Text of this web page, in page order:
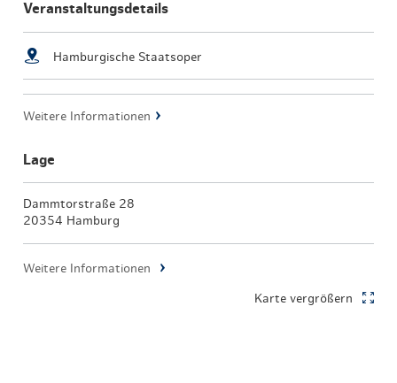
Veranstaltungsdetails
Hamburgische Staatsoper
Weitere Informationen
Lage
Dammtorstraße 28
20354 Hamburg
Weitere Informationen
Karte vergrößern